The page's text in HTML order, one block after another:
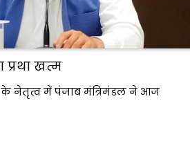
खत्म
के नेतृत्व में पंजाब मंत्रिमंडल ने आज